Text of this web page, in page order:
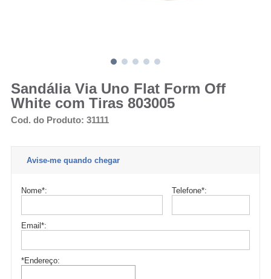
Sandália Via Uno Flat Form Off
White com Tiras 803005
Cod. do Produto: 31111
Avise-me quando chegar
Nome*: Telefone*:
Email *:
*Endereço: